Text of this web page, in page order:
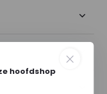
hoofdshop